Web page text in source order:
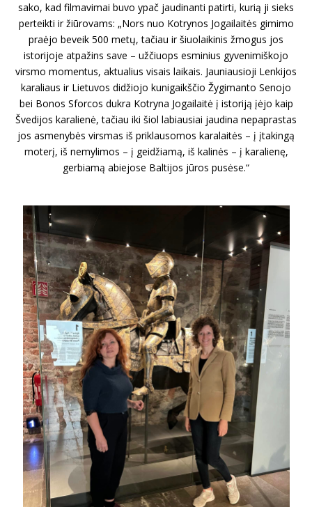
sako, kad filmavimai buvo ypač jaudinanti patirti, kurią ji sieks
perteikti ir žiūrovams: „Nors nuo Kotrynos Jogailaitės gimimo
praėjo beveik 500 metų, tačiau ir šiuolaikinis žmogus jos
istorijoje atpažins save – užčiuops esminius gyvenimiškojo
virsmo momentus, aktualius visais laikais. Jauniausioji Lenkijos
karaliaus ir Lietuvos didžiojo kunigaikščio Žygimanto Senojo
bei Bonos Sforcos dukra Kotryna Jogailaitė į istoriją įėjo kaip
Švedijos karalienė, tačiau iki šiol labiausiai jaudina nepaprastas
jos asmenybės virsmas iš priklausomos karalaitės – į įtakingą
moterį, iš nemylimos – į geidžiamą, iš kalinės – į karalienę,
gerbiamą abiejose Baltijos jūros pusėse.“